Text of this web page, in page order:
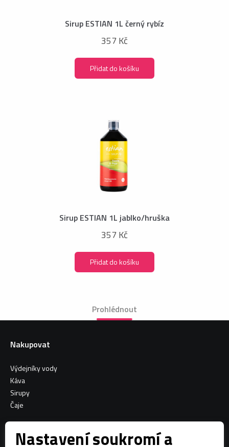
Nastavení soukromí a
Sirup ESTIAN 1L černý rybíz
357 Kč
Přidat do košíku
Sirup ESTIAN 1L jablko/hruška
357 Kč
Přidat do košíku
Prohlédnout
Nakupovat
Výdejníky vody
Káva
Sirupy
Čaje